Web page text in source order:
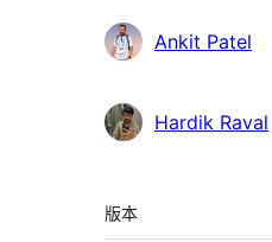
參
者
Ankit Patel
Hardik Raval
中
版本